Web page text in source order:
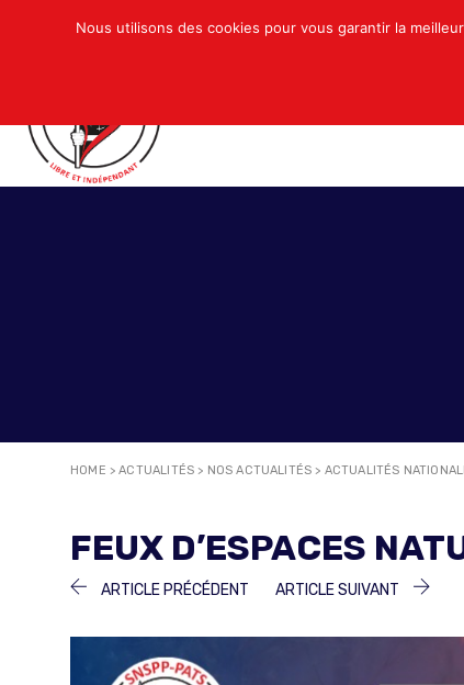
HOME >ACTUALITÉS > NOS ACTUALITÉS > ACTUALITÉS
FEUX D’ESPACES
NAVIGATION
L’ARTICLE
ARTICLE PRÉCÉDENT ARTICLE
ARTICLE SUIVANT
Nous utilisons des cookies pour vous garantir la